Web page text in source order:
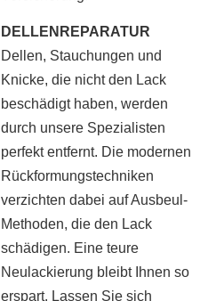
DELLENREPARATUR
Dellen, Stauchungen und
Knicke, die nicht den Lack
beschädigt haben, werden
durch unsere Spezialisten
perfekt entfernt. Die modernen
Rückformungstechniken
verzichten dabei auf Ausbeul-
Methoden, die den Lack
schädigen. Eine teure
Neulackierung bleibt Ihnen so
erspart. Lassen Sie sich